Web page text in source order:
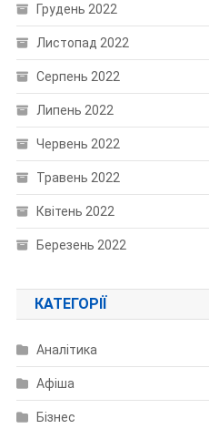
Грудень 2022
Листопад 2022
Серпень 2022
Липень 2022
Червень 2022
Травень 2022
Квітень 2022
Березень 2022
КАТЕГОРІЇ
Аналітика
Афіша
Бізнес